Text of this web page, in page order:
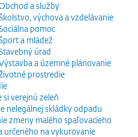
a služby
výchova a vzdelávanie
pomoc
a mládež
úrad
a územné plánovanie
prostredie
verejnú zeleň
nelegálnej skládky odpadu
zmeny malého spaľovacieho
určeného na vykurovanie